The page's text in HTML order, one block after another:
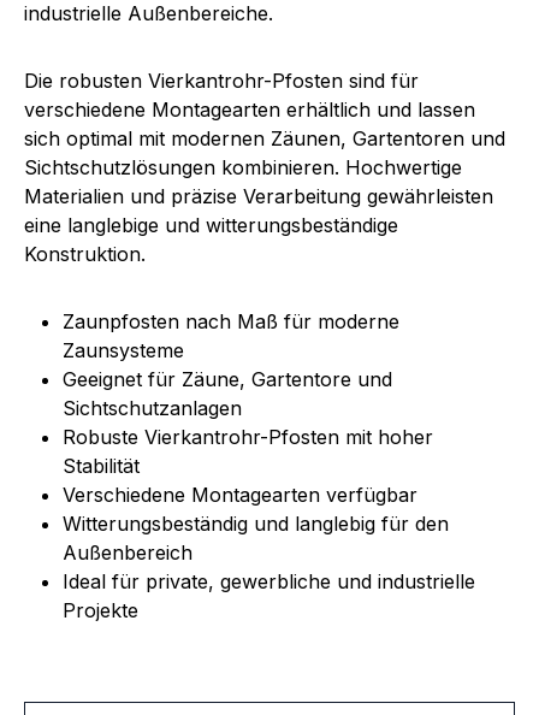
industrielle Außenbereiche.
Die robusten Vierkantrohr-Pfosten sind für
verschiedene Montagearten erhältlich und lassen
sich optimal mit modernen Zäunen, Gartentoren und
Sichtschutzlösungen kombinieren. Hochwertige
Materialien und präzise Verarbeitung gewährleisten
eine langlebige und witterungsbeständige
Konstruktion.
Zaunpfosten nach Maß für moderne
Zaunsysteme
Geeignet für Zäune, Gartentore und
Sichtschutzanlagen
Robuste Vierkantrohr-Pfosten mit hoher
Stabilität
Verschiedene Montagearten verfügbar
Witterungsbeständig und langlebig für den
Außenbereich
Ideal für private, gewerbliche und industrielle
Projekte